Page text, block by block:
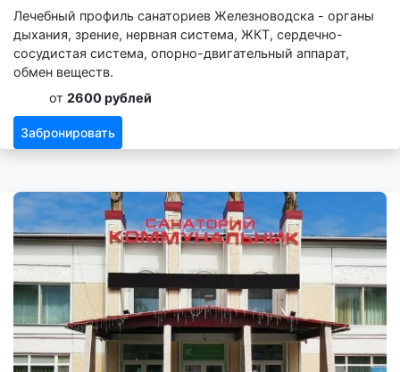
Лечебный профиль санаториев Железноводска - органы
дыхания, зрение, нервная система, ЖКТ, сердечно-
сосудистая система, опорно-двигательный аппарат,
обмен веществ.
от 2600 рублей
Забронировать